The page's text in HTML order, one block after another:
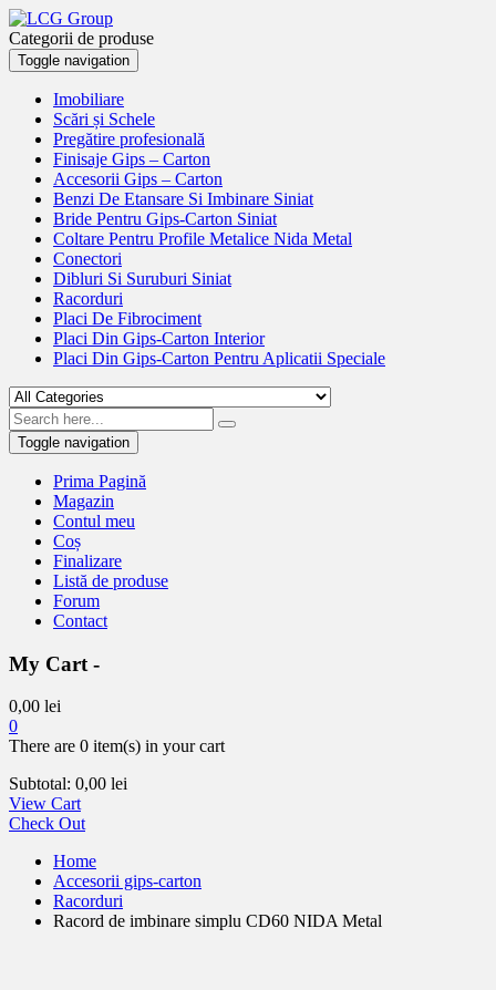
Categorii de produse
Toggle navigation
Imobiliare
Scări și Schele
Pregătire profesională
Finisaje Gips – Carton
Accesorii Gips – Carton
Benzi De Etansare Si Imbinare Siniat
Bride Pentru Gips-Carton Siniat
Coltare Pentru Profile Metalice Nida Metal
Conectori
Dibluri Si Suruburi Siniat
Racorduri
Placi De Fibrociment
Placi Din Gips-Carton Interior
Placi Din Gips-Carton Pentru Aplicatii Speciale
Toggle navigation
Prima Pagină
Magazin
Contul meu
Coș
Finalizare
Listă de produse
Forum
Contact
My Cart -
0,00 lei
0
There are 0 item(s) in your cart
Subtotal: 0,00 lei
View Cart
Check Out
Home
Accesorii gips-carton
Racorduri
Racord de imbinare simplu CD60 NIDA Metal